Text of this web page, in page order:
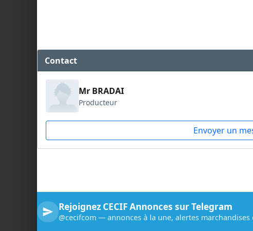
Contact
Mr BRADAI
Producteur
Envoyer un
Rejoignez CECIF Annonces sur Telegram
@cecifcom — annonces à la une, alertes